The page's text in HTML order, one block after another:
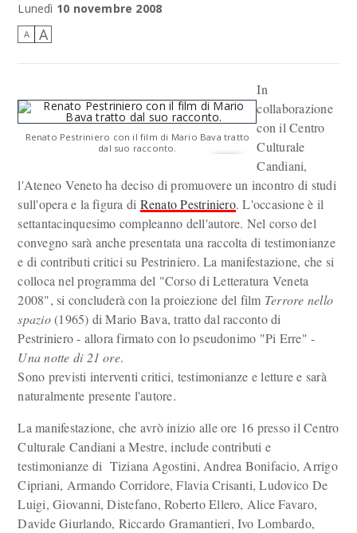
Lunedì 10 novembre 2008
A A
Renato Pestriniero con il film di Mario Bava tratto
dal suo racconto.
In
collaborazione
con il Centro
Culturale
Candiani,
l'Ateneo Veneto ha deciso di promuovere un incontro di studi
sull'opera e la figura di Renato Pestriniero. L'occasione è il
settantacinquesimo compleanno dell'autore. Nel corso del
convegno sarà anche presentata una raccolta di testimonianze
e di contributi critici su Pestriniero. La manifestazione, che si
colloca nel programma del "Corso di Letteratura Veneta
2008", si concluderà con la proiezione del film Terrore nello
spazio(1965) di Mario Bava, tratto dal racconto di
Pestriniero - allora firmato con lo pseudonimo "Pi Erre" -
Una notte di 21 ore.
Sono previsti interventi critici, testimonianze e letture e sarà
naturalmente presente l'autore.
La manifestazione, che avrò inizio alle ore 16 presso il Centro
Culturale Candiani a Mestre, include contributi e
testimonianze di Tiziana Agostini, Andrea Bonifacio, Arrigo
Cipriani, Armando Corridore, Flavia Crisanti, Ludovico De
Luigi, Giovanni, Distefano, Roberto Ellero, Alice Favaro,
Davide Giurlando, Riccardo Gramantieri, Ivo Lombardo,